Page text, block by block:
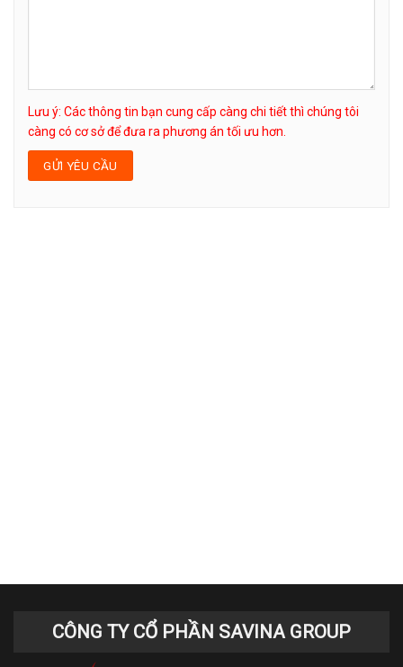
Lưu ý: Các thông tin bạn cung cấp càng chi tiết thì chúng tôi
càng có cơ sở để đưa ra phương án tối ưu hơn.
CÔNG TY CỔ PHẦN SAVINA GROUP